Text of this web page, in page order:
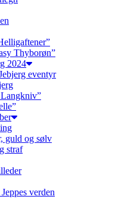
Thyborøn”
2024
eventyr
guld og sølv
straf
verden